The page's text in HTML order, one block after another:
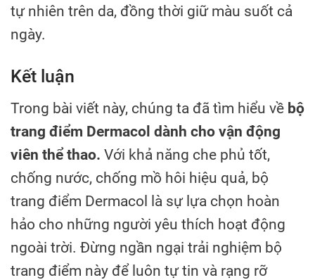
tự nhiên trên da, đồng thời giữ màu suốt cả
ngày.
Kết luận
Trong bài viết này, chúng ta đã tìm hiểu về bộ
trang điểm Dermacol dành cho vận động
viên thể thao. Với khả năng che phủ tốt,
chống nước, chống mồ hôi hiệu quả, bộ
trang điểm Dermacol là sự lựa chọn hoàn
hảo cho những người yêu thích hoạt động
ngoài trời. Đừng ngần ngại trải nghiệm bộ
trang điểm này để luôn tự tin và rạng rỡ